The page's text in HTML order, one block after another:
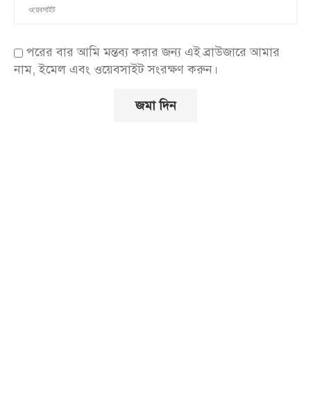
পরের বার আমি মন্তব্য করার জন্য এই ব্রাউজারে আমার
নাম, ইমেল এবং ওয়েবসাইট সংরক্ষণ করুন।